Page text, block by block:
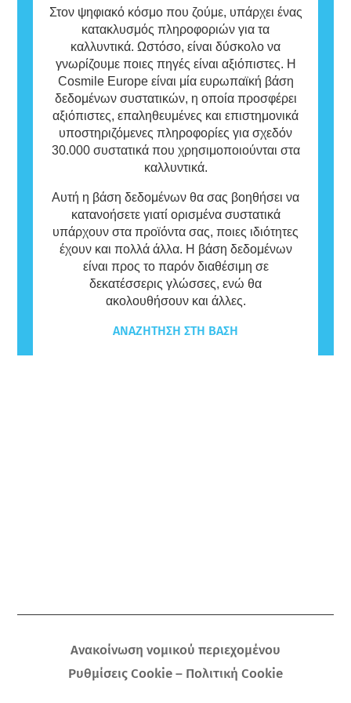
Στον ψηφιακό κόσμο που ζούμε, υπάρχει ένας
κατακλυσμός πληροφοριών για τα
καλλυντικά. Ωστόσο, είναι δύσκολο να
γνωρίζουμε ποιες πηγές είναι αξιόπιστες. Η
Cosmile Europe είναι μία ευρωπαϊκή βάση
δεδομένων συστατικών, η οποία προσφέρει
αξιόπιστες, επαληθευμένες και επιστημονικά
υποστηριζόμενες πληροφορίες για σχεδόν
30.000 συστατικά που χρησιμοποιούνται στα
καλλυντικά.
Αυτή η βάση δεδομένων θα σας βοηθήσει να
κατανοήσετε γιατί ορισμένα συστατικά
υπάρχουν στα προϊόντα σας, ποιες ιδιότητες
έχουν και πολλά άλλα. Η βάση δεδομένων
είναι προς το παρόν διαθέσιμη σε
δεκατέσσερις γλώσσες, ενώ θα
ακολουθήσουν και άλλες.
ΑΝΑΖΉΤΗΣΗ ΣΤΗ ΒΆΣΗ
Ανακοίνωση νομικού περιεχομένου
Ρυθμίσεις Cookie – Πολιτική Cookie